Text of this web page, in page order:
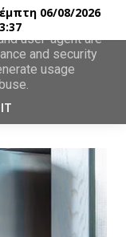
06/08/2026
its services
user-agent are
and security
usage